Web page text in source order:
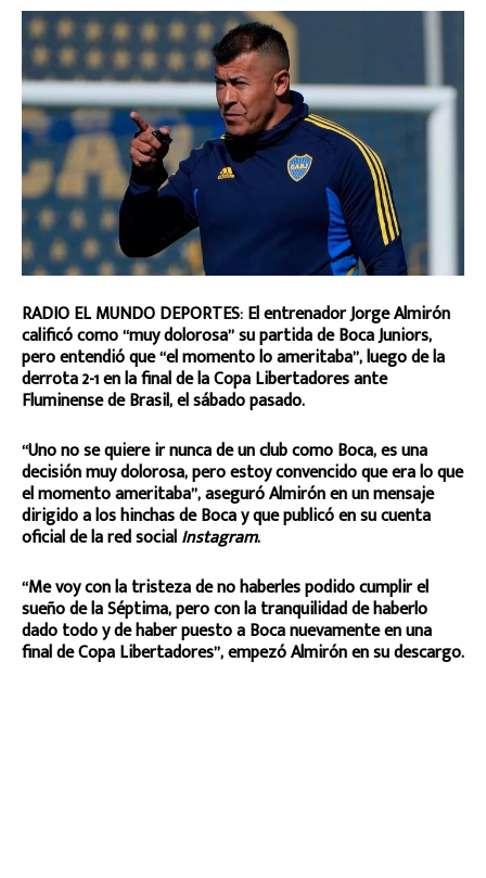
RADIO EL MUNDO DEPORTES: El entrenador Jorge Almirón
calificó como “muy dolorosa” su partida de Boca Juniors,
pero entendió que “el momento lo ameritaba”, luego de la
derrota 2-1 en la final de la Copa Libertadores ante
Fluminense de Brasil, el sábado pasado.
“Uno no se quiere ir nunca de un club como Boca, es una
decisión muy dolorosa, pero estoy convencido que era lo que
el momento ameritaba”, aseguró Almirón en un mensaje
dirigido a los hinchas de Boca y que publicó en su cuenta
oficial de la red socialInstagram.
“Me voy con la tristeza de no haberles podido cumplir el
sueño de la Séptima, pero con la tranquilidad de haberlo
dado todo y de haber puesto a Boca nuevamente en una
final de Copa Libertadores”, empezó Almirón en su descargo.